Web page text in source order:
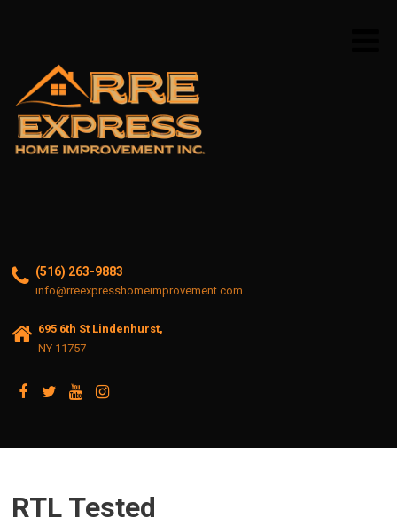
(516) 263-9883
info@rreexpresshomeimprovement.com
695 6th St Lindenhurst,
NY 11757
RTL Tested